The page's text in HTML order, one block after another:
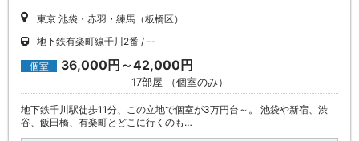
東京 池袋・赤羽・練馬（板橋区）
地下鉄有楽町線千川2番
--
個室 36,000円～42,000円
17部屋 （個室のみ）
地下鉄千川駅徒歩11分、この立地で個室が3万円台～。 池袋や新宿、渋
谷、飯田橋、有楽町とどこに行くのも…